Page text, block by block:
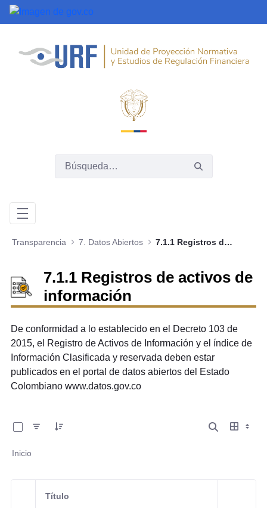
Saltar al contenido principal
Transparencia 7. Datos Abiertos 7.1.1 Registros de activos de información
7.1.1 Registros de activos de
información
De conformidad a lo establecido en el Decreto 103 de
2015, el Registro de Activos de Información y el índice de
Información Clasificada y reservada deben estar
publicados en el portal de datos abiertos del Estado
Colombiano www.datos.gov.co
Inicio
Selección del elemento
Título